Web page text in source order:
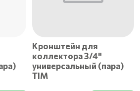
Кронштейн для
коллектора 3/4"
универсальный (пара)
TIM